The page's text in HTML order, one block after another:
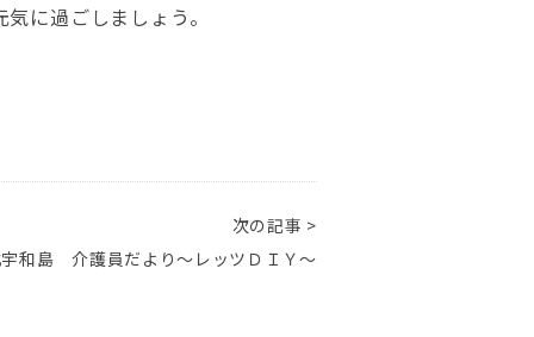
に過ごしましょう。
次の記事 >
和島 介護員だより～レッツＤＩＹ～